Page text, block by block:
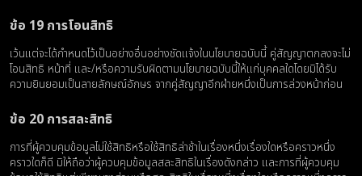
ข้อ 19 การโอนสิทธิ
เว้นแต่จะได้กําหนดไว้เป็นอย่างอื่นอย่างชัดแจ้งในนโยบายฉบับนี้ คู่สัญญาตกลงจะไม่
โอนสิทธิ หน้าที่ และ/หรือความรับผิดตามนโยบายฉบับนี้ให้แก่บุคคลใดโดยมิได้รับ
ความยินยอมเป็นลายลักษณ์อักษร จากคู่สัญญาอีกฝ่ายหนึ่งเป็นการล่วงหน้าก่อน
ข้อ 20 การสละสิทธิ
การที่ผู้ควบคุมข้อมูลไม่ใช้สิทธิหรือใช้สิทธิล่าช้าในเรื่องหนึ่งเรื่องใดหรือคราวหนึ่ง
คราวใดก็ดี มิให้ถือว่าผู้ควบคุมข้อมูลสละสิทธิในเรื่องดังกล่าว และการที่ผู้ควบคุม